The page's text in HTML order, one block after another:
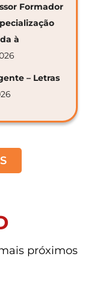
Formador
à
– Letras
próximos